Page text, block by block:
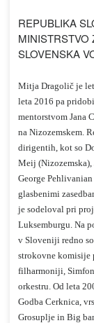
REPUBLIKA
MINISTRSTVO
SLOVENSKA
Mitja Dragolič je
leta 2016 pa
mentorstvom Jana
na Nizozemskem.
dirigentih, kot so
Meij
George
glasbenimi
je sodeloval pri
Luksemburgu. Na
v Sloveniji redno
strokovne komisije
filharmoniji,
orkestru. Od leta
Godba Cerknica,
Grosuplje in Big